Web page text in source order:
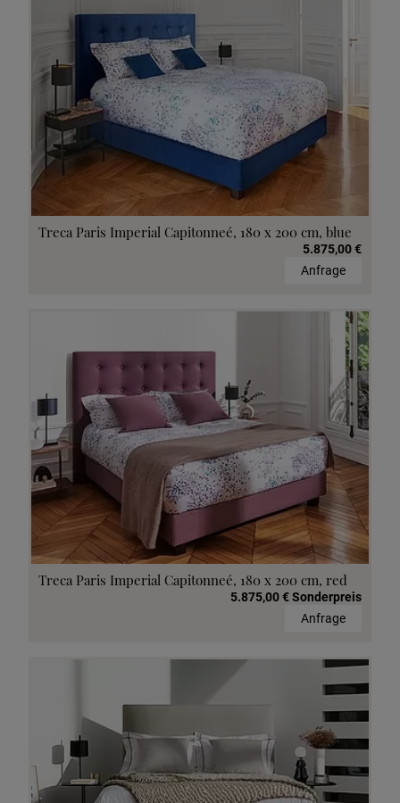
Treca Paris Imperial Capitonneé, 180 x 200 cm, blue
5.875,00 €
Anfrage
Treca Paris Imperial Capitonneé, 180 x 200 cm, red
5.875,00 € Sonderpreis
Anfrage